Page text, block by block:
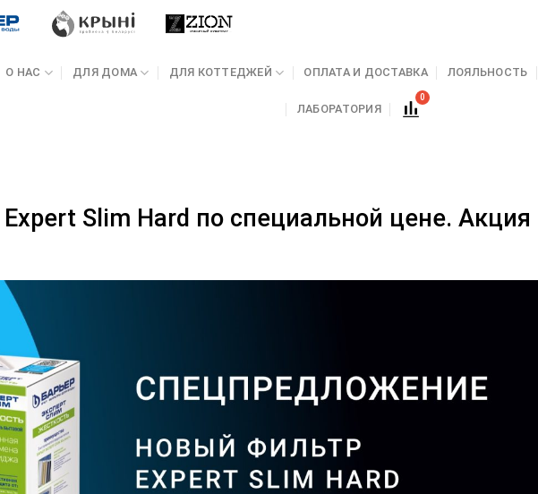
О НАС ДЛЯ ДОМА ДЛЯ КОТТЕДЖЕЙ ОПЛАТА И ДОСТАВКА ЛОЯЛЬНОСТЬ
ЛАБОРАТОРИЯ
Slim Hard по специальной цене. Акция